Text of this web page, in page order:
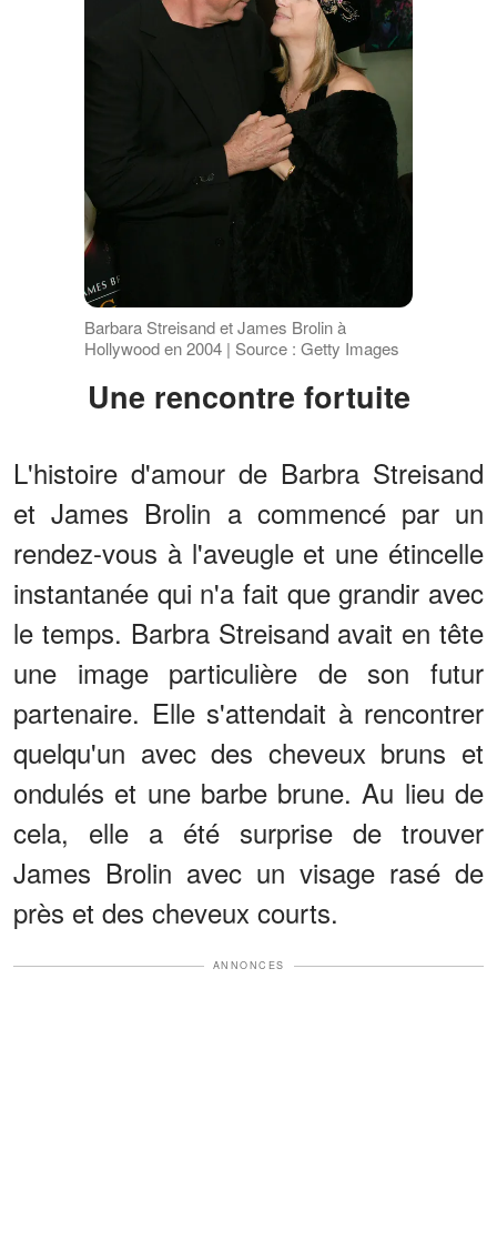
Barbara Streisand et James Brolin à
Hollywood en 2004 | Source : Getty Images
Une rencontre fortuite
L'histoire d'amour de Barbra Streisand
et James Brolin a commencé par un
rendez-vous à l'aveugle et une étincelle
instantanée qui n'a fait que grandir avec
le temps. Barbra Streisand avait en tête
une image particulière de son futur
partenaire. Elle s'attendait à rencontrer
quelqu'un avec des cheveux bruns et
ondulés et une barbe brune. Au lieu de
cela, elle a été surprise de trouver
James Brolin avec un visage rasé de
près et des cheveux courts.
ANNONCES